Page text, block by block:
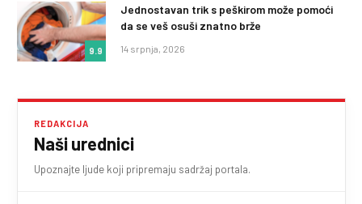
9.9
Jednostavan trik s peškirom može pomoći
da se veš osuši znatno brže
14 srpnja, 2026
REDAKCIJA
Naši urednici
Upoznajte ljude koji pripremaju sadržaj portala.